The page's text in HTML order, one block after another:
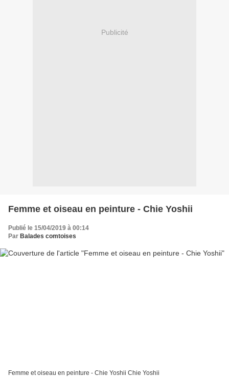
Publicité
Femme et oiseau en peinture - Chie Yoshii
Publié le 15/04/2019 à 00:14
Par Balades comtoises
Femme et oiseau en peinture - Chie Yoshii Chie Yoshii